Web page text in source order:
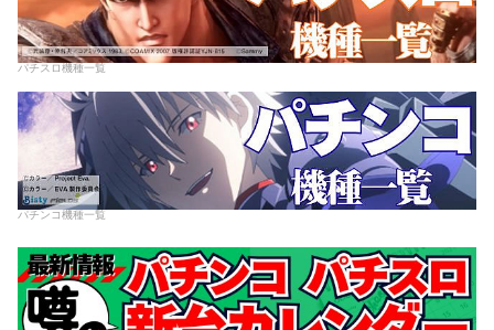
パチスロ機種一覧
パチンコ機種一覧